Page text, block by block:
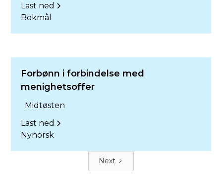
Last ned
Bokmål
Forbønn i forbindelse med
menighetsoffer
Midtøsten
Last ned
Nynorsk
Next